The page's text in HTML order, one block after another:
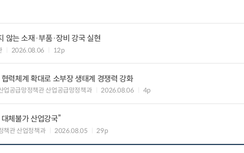
않는 소재·부품·장비 강국 실현
2026.08.06 12p
력체계 확대로 소부장 생태계 경쟁력 강화
업공급망정책관 산업공급망정책과 2026.08.06 4p
체불가 산업강국”
책관 산업정책과 2026.08.05 29p